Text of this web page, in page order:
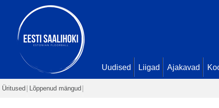
Uudised Liigad Ajakavad
Üritused Lõppenud mängud
09:32 -
värav
Nagornõi. Seis
09:55 -värav
Ricardo Duder. Seis11 - 1
10:33 -värav. Ricardo Duder (